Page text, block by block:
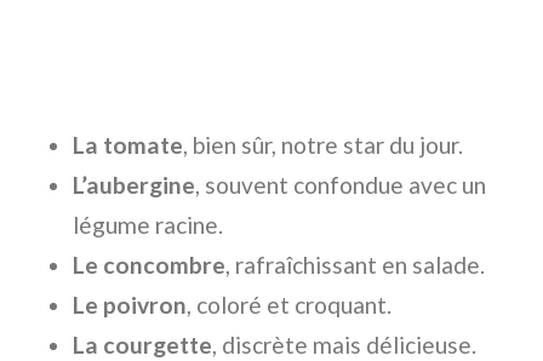
La tomate, bien sûr, notre star du jour.
L’aubergine, souvent confondue avec un
légume racine.
Le concombre, rafraîchissant en salade.
Le poivron, coloré et croquant.
La courgette, discrète mais délicieuse.